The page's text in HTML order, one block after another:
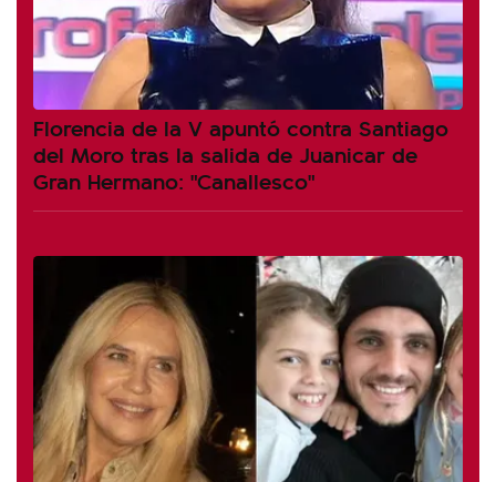
Florencia de la V apuntó contra Santiago
del Moro tras la salida de Juanicar de
Gran Hermano: "Canallesco"